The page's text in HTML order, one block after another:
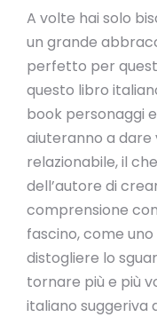
A volte hai solo
un grande
perfetto per
questo libro
book personaggi
aiuteranno a dare
relazionabile, il
dell’autore di
comprensione
fascino, come
distogliere lo
tornare più e più
italiano suggeriva